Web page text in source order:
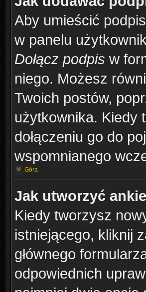
Aby umieścić
w panelu
Dołącz podpis w
niego. Możesz
Twoich postów,
użytkownika. Kiedy
dołączeniu go do
wspomnianego
Góra
Jak utworzyć
Kiedy tworzysz
istniejącego, kliknij
głównego
odpowiednich